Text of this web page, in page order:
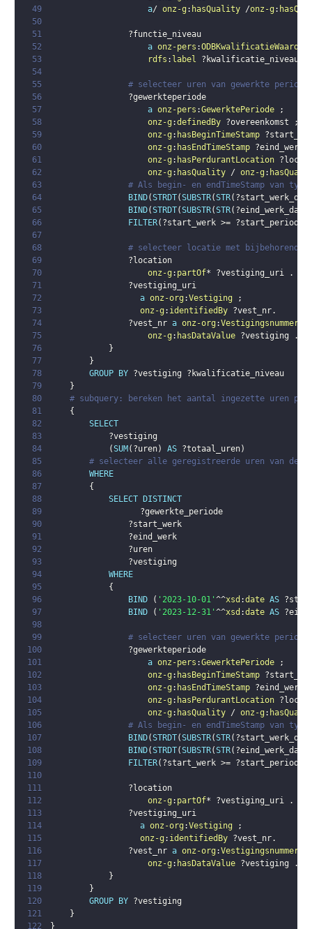
49
a/ onz-g : hasQuality /onz-g :
50
51
?functie_niveau
52
a onz-pers :ODBKwalificatieWaarde
53
rdfs : label ?kwalificatie_niveau
54
55
# selecteer uren van gewerkte periode
56
?gewerkteperiode
57
a onz-pers :GewerktePeriode
;
58
onz-g :definedBy ?overeenkomst
;
59
onz-g : hasBeginTimeStamp
60
onz-g : hasEndTimeStamp
61
onz-g : hasPerdurantLocation
62
onz-g : hasQuality / onz-g :
63
# Als begin- en endTimeStamp van
64
BIND(STRDT(SUBSTR(STR(
65
BIND(STRDT(SUBSTR(STR(
66
FILTER( ?start_werk >= ?start_periode
67
68
# selecteer locatie met bijbehorende
69
?location
70
onz-g : partOf* ?vestiging_uri
.
71
?vestiging_uri
72
a onz-org :Vestiging
;
73
onz-g : identifiedBy ?vest_nr.
74
?vest_nr a onz-org :Vestigingsnummer
75
onz-g : hasDataValue ?vestiging
.
76
}
77
}
78
GROUP BY ?vestiging
?kwalificatie_niveau
79
}
80
# subquery: bereken het aantal ingezette uren
81
{
82
SELECT
83
?vestiging
84
(SUM ( ?uren) AS ?totaal_uren)
85
# selecteer alle geregistreerde uren van de
86
WHERE
87
{
88
SELECT
DISTINCT
89
?gewerkte_periode
90
?start_werk
91
?eind_werk
92
?uren
93
?vestiging
94
WHERE
95
{
96
BIND ( '2023-10-01'^^xsd :date AS
97
BIND ( '2023-12-31'^^xsd :date AS
98
99
# selecteer uren van gewerkte periode
100
?gewerkteperiode
101
a onz-pers :GewerktePeriode
;
102
onz-g : hasBeginTimeStamp
103
onz-g : hasEndTimeStamp
104
onz-g : hasPerdurantLocation
105
onz-g : hasQuality / onz-g :
106
# Als begin- en endTimeStamp van
107
BIND(STRDT(SUBSTR(STR(
108
BIND(STRDT(SUBSTR(STR(
109
FILTER( ?start_werk >= ?start_periode
110
111
?location
112
onz-g : partOf* ?vestiging_uri
.
113
?vestiging_uri
114
a onz-org :Vestiging
;
115
onz-g : identifiedBy ?vest_nr.
116
?vest_nr a onz-org :Vestigingsnummer
117
onz-g : hasDataValue ?vestiging
.
118
}
119
}
120
GROUP BY ?vestiging
121
}
122
}